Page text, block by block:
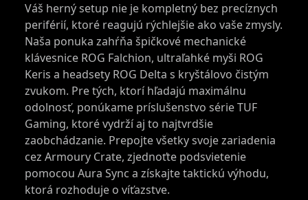
Váš herný setup nie je kompletný bez precíznych
periférií, ktoré reagujú rýchlejšie ako vaše zmysly.
Naša ponuka zahŕňa špičkové mechanické
klávesnice ROG Falchion, ultraľahké myši ROG
Keris a headsety ROG Delta s kryštálovo čistým
zvukom. Pre tých, ktorí hľadajú maximálnu
odolnosť, ponúkame príslušenstvo série TUF
Gaming, ktoré vydrží aj to najtvrdšie
zaobchádzanie. Prepojte všetky svoje zariadenia
cez Armoury Crate, zjednoťte podsvietenie
pomocou Aura Sync a získajte taktickú výhodu,
ktorá rozhoduje o víťazstve.